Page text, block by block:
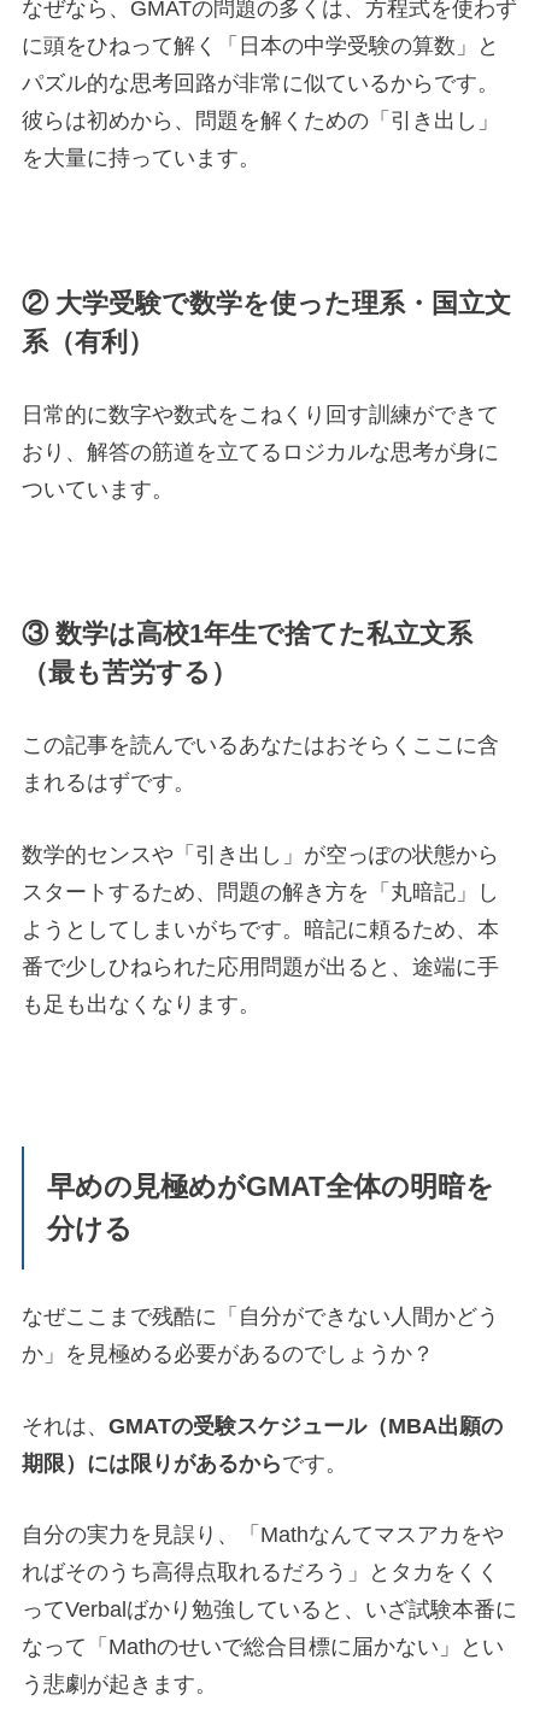
なぜなら、GMATの問題の多くは、方程式を使わず
に頭をひねって解く「日本の中学受験の算数」と
パズル的な思考回路が非常に似ているからです。
彼らは初めから、問題を解くための「引き出し」
を大量に持っています。
② 大学受験で数学を使った理系・国立文
系（有利）
日常的に数字や数式をこねくり回す訓練ができて
おり、解答の筋道を立てるロジカルな思考が身に
ついています。
③ 数学は高校1年生で捨てた私立文系
（最も苦労する）
この記事を読んでいるあなたはおそらくここに含
まれるはずです。
数学的センスや「引き出し」が空っぽの状態から
スタートするため、問題の解き方を「丸暗記」し
ようとしてしまいがちです。暗記に頼るため、本
番で少しひねられた応用問題が出ると、途端に手
も足も出なくなります。
早めの見極めがGMAT全体の明暗を
分ける
なぜここまで残酷に「自分ができない人間かどう
か」を見極める必要があるのでしょうか？
それは、 GMATの受験スケジュール（MBA出願の
期限）には限りがあるからです。
自分の実力を見誤り、「Mathなんてマスアカをや
ればそのうち高得点取れるだろう」とタカをくく
ってVerbalばかり勉強していると、いざ試験本番に
なって「Mathのせいで総合目標に届かない」とい
う悲劇が起きます。